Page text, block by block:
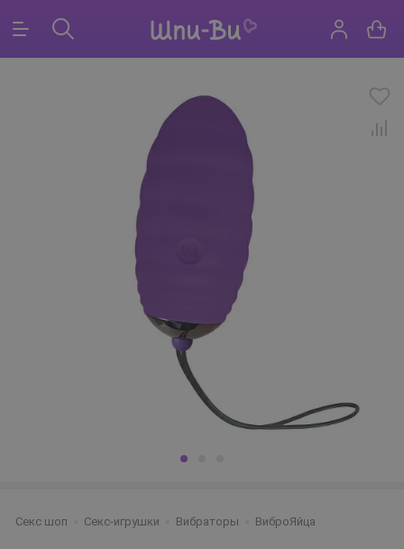
Секс шоп Секс-игрушки Вибраторы ВиброЯйца